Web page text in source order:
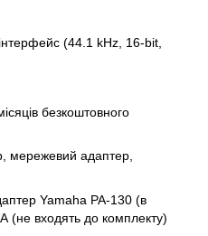
(44.1 kHz, 16-bit,
безкоштовного
мережевий адаптер,
Yamaha PA-130 (в
(не входять до комплекту)